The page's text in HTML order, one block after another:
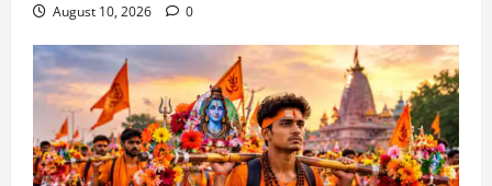
August 10, 2026 0